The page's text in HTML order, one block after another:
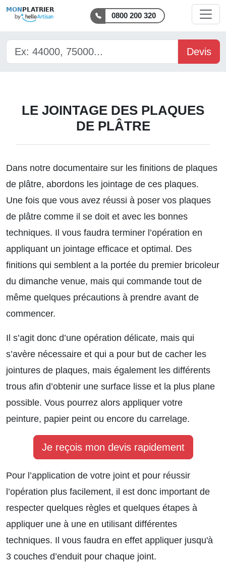
MON PLATRIER
0800 200 320
Devis
LE JOINTAGE DES PLAQUES
DE PLÂTRE
Dans notre documentaire sur les finitions de plaques
de plâtre, abordons les jointage de ces plaques.
Une fois que vous avez réussi à poser vos plaques
de plâtre comme il se doit et avec les bonnes
techniques. Il vous faudra terminer l’opération en
appliquant un jointage efficace et optimal. Des
finitions qui semblent a la portée du premier bricoleur
du dimanche venue, mais qui commande tout de
même quelques précautions à prendre avant de
commencer.
Il s’agit donc d’une opération délicate, mais qui
s’avère nécessaire et qui a pour but de cacher les
jointures de plaques, mais également les différents
trous afin d’obtenir une surface lisse et la plus plane
possible. Vous pourrez alors appliquer votre
peinture, papier peint ou encore du carrelage.
Je reçois mon devis rapidement
Pour l’application de votre joint et pour réussir
l’opération plus facilement, il est donc important de
respecter quelques règles et quelques étapes à
appliquer une à une en utilisant différentes
techniques. Il vous faudra en effet appliquer jusqu'à
3 couches d’enduit pour chaque joint.